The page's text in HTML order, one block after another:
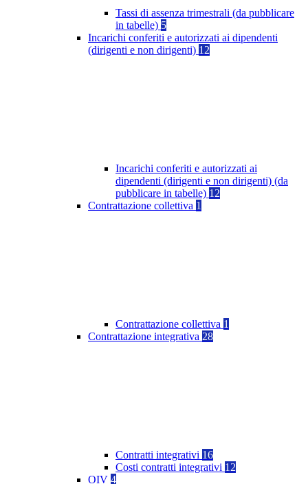
Tassi di assenza trimestrali (da pubblicare
in tabelle) 5
Incarichi conferiti e autorizzati ai dipendenti
(dirigenti e non dirigenti) 12
Incarichi conferiti e autorizzati ai
dipendenti (dirigenti e non dirigenti) (da
pubblicare in tabelle) 12
Contrattazione collettiva 1
Contrattazione collettiva 1
Contrattazione integrativa 28
Contratti integrativi 16
Costi contratti integrativi 12
OIV 4